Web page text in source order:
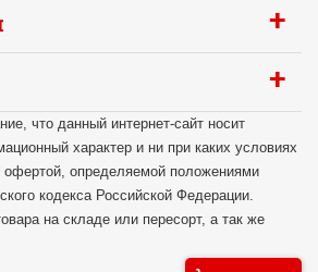
+
+
что данный интернет-сайт носит
характер и ни при каких условиях
офертой, определяемой положениями
кодекса Российской Федерации.
на складе или пересорт, а так же